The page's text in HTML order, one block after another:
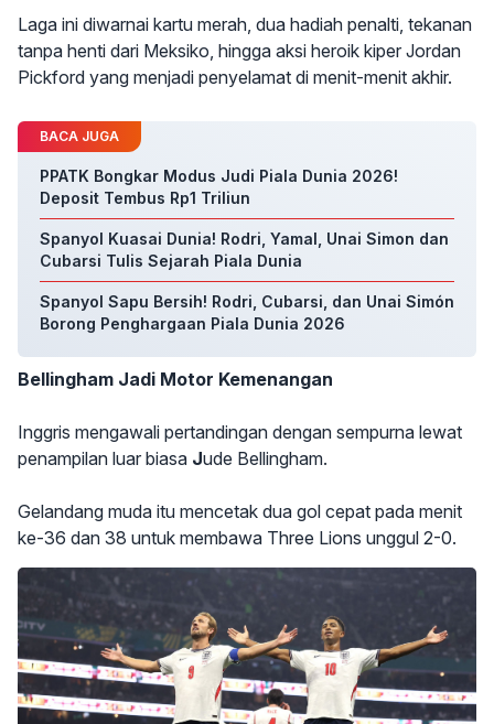
Laga ini diwarnai kartu merah, dua hadiah penalti, tekanan
tanpa henti dari Meksiko, hingga aksi heroik kiper Jordan
Pickford yang menjadi penyelamat di menit-menit akhir.
BACA JUGA
PPATK Bongkar Modus Judi Piala Dunia 2026!
Deposit Tembus Rp1 Triliun
Spanyol Kuasai Dunia! Rodri, Yamal, Unai Simon dan
Cubarsi Tulis Sejarah Piala Dunia
Spanyol Sapu Bersih! Rodri, Cubarsi, dan Unai Simón
Borong Penghargaan Piala Dunia 2026
Bellingham Jadi Motor Kemenangan
Inggris mengawali pertandingan dengan sempurna lewat
penampilan luar biasa Jude Bellingham.
Gelandang muda itu mencetak dua gol cepat pada menit
ke-36 dan 38 untuk membawa Three Lions unggul 2-0.